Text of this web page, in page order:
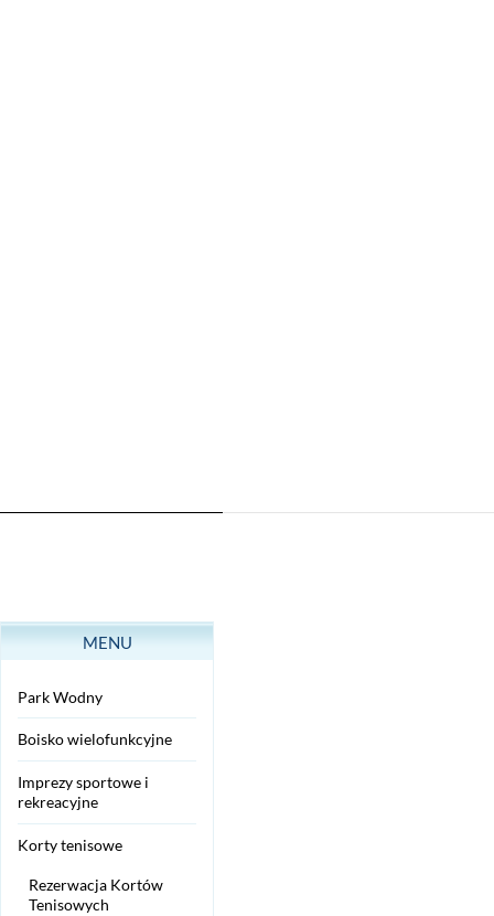
MENU
Park Wodny
Boisko wielofunkcyjne
Imprezy sportowe i
rekreacyjne
Korty tenisowe
Rezerwacja Kortów
Tenisowych